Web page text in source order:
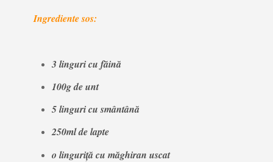
Ingrediente sos:
3 linguri cu făină
100g de unt
5 linguri cu smântână
250ml de lapte
o linguriţă cu măghiran uscat